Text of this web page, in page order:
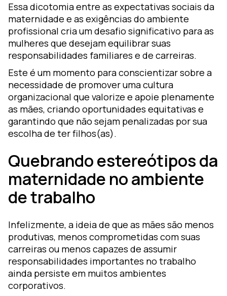
Essa dicotomia entre as expectativas sociais da
maternidade e as exigências do ambiente
profissional cria um desafio significativo para as
mulheres que desejam equilibrar suas
responsabilidades familiares e de carreiras.
Este é um momento para conscientizar sobre a
necessidade de promover uma cultura
organizacional que valorize e apoie plenamente
as mães, criando oportunidades equitativas e
garantindo que não sejam penalizadas por sua
escolha de ter filhos(as).
Quebrando estereótipos da
maternidade no ambiente
de trabalho
Infelizmente, a ideia de que as mães são menos
produtivas, menos comprometidas com suas
carreiras ou menos capazes de assumir
responsabilidades importantes no trabalho
ainda persiste em muitos ambientes
corporativos.